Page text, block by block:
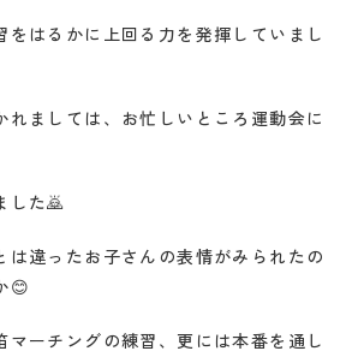
をはるかに上回る力を発揮していまし
れましては、お忙しいところ運動会に
した🙇
は違ったお子さんの表情がみられたの
😊
マーチングの練習、更には本番を通し